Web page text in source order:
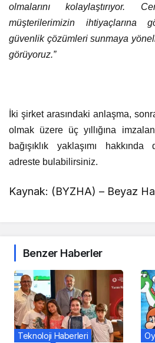
olmalarını kolaylaştırıyor.
müşterilerimizin ihtiyaçlarına
güvenlik çözümleri sunmaya
görüyoruz.”
İki şirket arasındaki anlaşma,
olmak üzere üç yıllığına
bağışıklık yaklaşımı
adreste bulabilirsiniz.
Kaynak: (BYZHA) – Beyaz
Benzer Haberler
Teknoloji Haberleri